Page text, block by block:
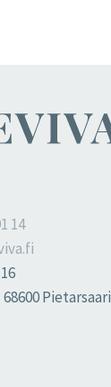
14
Pietarsaari